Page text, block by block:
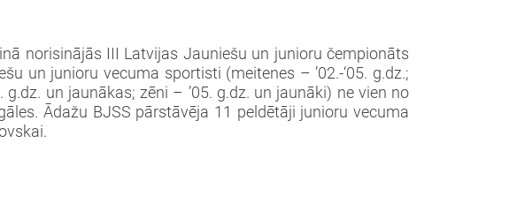
norisinājās III Latvijas Jauniešu un junioru čempionāts
un junioru vecuma sportisti (meitenes – ’02.-‘05. g.dz.;
g.dz. un jaunākas; zēni – ’05. g.dz. un jaunāki) ne vien no
Ādažu BJSS pārstāvēja 11 peldētāji junioru vecuma